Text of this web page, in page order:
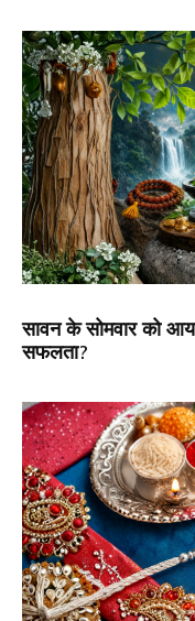
सावन के सोमवार को
सफलता?